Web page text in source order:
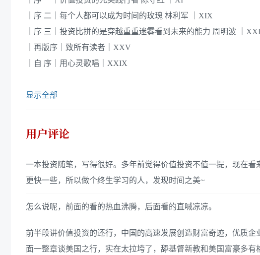
｜序 二｜每个人都可以成为时间的玫瑰 林利军 ｜XIX
｜序 三｜投资比拼的是穿越重重迷雾看到未来的能力 周明波 ｜
｜再版序｜致所有读者｜XXV
｜自 序｜用心灵歌唱｜XXIX
显示全部
用户评论
一本投资随笔，写得很好。多年前觉得价值投资不值一提，现在
更快一些，所以做个终生学习的人，发现时间之美~
怎么说呢，前面的看的热血沸腾，后面看的直喊凉凉。
前半段讲价值投资的还行，中国的高速发展创造财富奇迹，优质
面一整章谈美国之行，实在太拉垮了，舔基督新教和美国富豪多有